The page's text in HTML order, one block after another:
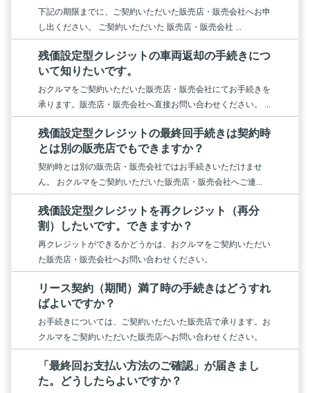
下記の期限までに、ご契約いただいた販売店・販売会社へお申
し出ください。 ご契約いただいた 販売店・販売会社 ...
残価設定型クレジットの車両返却の手続きにつ
いて知りたいです。
おクルマをご契約いただいた販売店・販売会社にてお手続きを
承ります。販売店・販売会社へ直接お問い合わせください。 ...
残価設定型クレジットの最終回手続きは契約時
とは別の販売店でもできますか？
契約時とは別の販売店・販売会社ではお手続きいただけませ
ん。 おクルマをご契約いただいた販売店・販売会社へご連...
残価設定型クレジットを再クレジット（再分
割）したいです。できますか？
再クレジットができるかどうかは、おクルマをご契約いただい
た販売店・販売会社へお問い合わせください。
リース契約（期間）満了時の手続きはどうすれ
ばよいですか？
お手続きについては、ご契約いただいた販売店で承ります。お
クルマをご契約いただいた販売店へお問い合わせください。
「最終回お支払い方法のご確認」が届きまし
た。どうしたらよいですか？